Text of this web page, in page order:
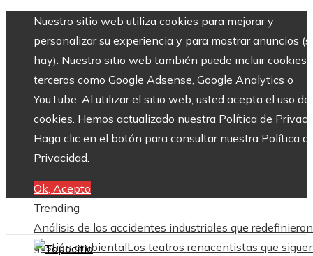
Nuestro sitio web utiliza cookies para mejorar y
personalizar su experiencia y para mostrar anuncios
hay). Nuestro sitio web también puede incluir cookies
terceros como Google Adsense, Google Analytics o
YouTube. Al utilizar el sitio web, usted acepta el uso de
cookies. Hemos actualizado nuestra Política de
Haga clic en el botón para consultar nuestra Política
Privacidad.
Ok, Acepto
Trending
Análisis de los accidentes industriales que
gestión ambientalLos teatros renacentistas que